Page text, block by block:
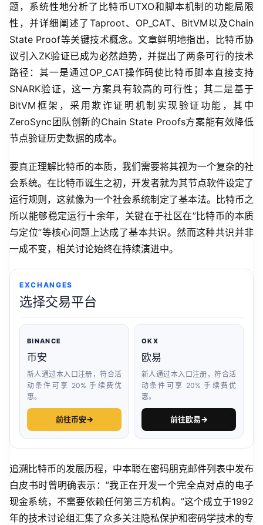
题，系统性地分析了比特币UTXO和脚本机制的功能局限
性，并详细阐述了Taproot、OP_CAT、BitVM以及Chain
State Proof等关键技术概念。文章鲜明地指出，比特币协
议引入ZK验证已成为必然趋势，并提出了两条可行的技术
路径：其一是通过OP_CAT操作码使比特币脚本直接支持
SNARK验证，这一方案具有较高的可行性；其二是基于
BitVM框架，采用欺诈证明机制实现验证功能，其中
ZeroSync团队创新的Chain State Proofs方案能有效降低
节点验证历史数据的成本。
要真正理解比特币的本质，我们需要将其视为一个复杂的社
会系统。在比特币诞生之初，开发者就为其节点软件设定了
运行规则，这就像为一个社会系统制定了基本法。比特币之
所以能够稳定运行十余年，关键在于社区在”比特币的本质
与定位”等核心问题上达成了基本共识。然而这种共识并非
一成不变，相关讨论始终在持续演进中。
EXCHANGES
选择交易平台
BINANCE
币安
新人通过本入口注册，符合活
动条件可享 20% 手续费优
惠。
前往币安→
OKX
欧易
新人通过本入口注册，符合活
动条件可享 20% 手续费优
惠。
前往欧易→
追溯比特币的发展历程，中本聪在密码朋克邮件列表中发布
白皮书时曾明确表示：”我正在开发一个完全点对点的电子
现金系统，不需要依赖任何第三方机构。”这个成立于1992
年的技术讨论组汇集了众多关注隐私保护和密码学技术的专